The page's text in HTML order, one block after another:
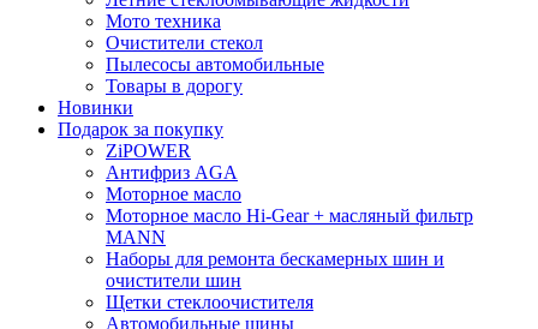
Мото техника
Очистители стекол
Пылесосы автомобильные
Товары в дорогу
Новинки
Подарок за покупку
ZiPOWER
Антифриз AGA
Моторное масло
Моторное масло Hi-Gear + масляный фильтр
MANN
Наборы для ремонта бескамерных шин и
очистители шин
Щетки стеклоочистителя
Автомобильные шины